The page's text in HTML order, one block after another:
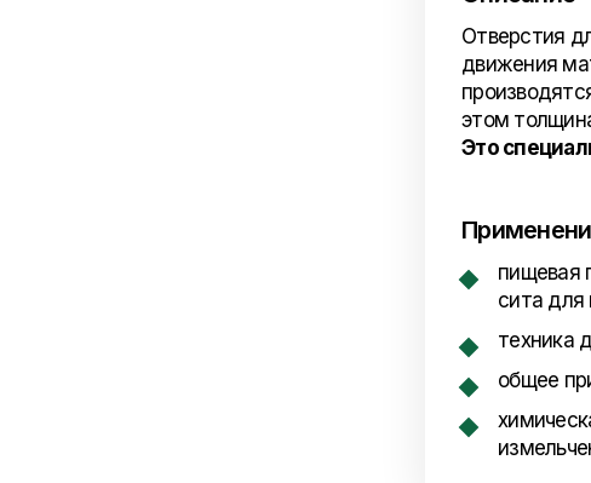
Отверстия
движения
этом
Это
пищевая
сита для
техника
общее